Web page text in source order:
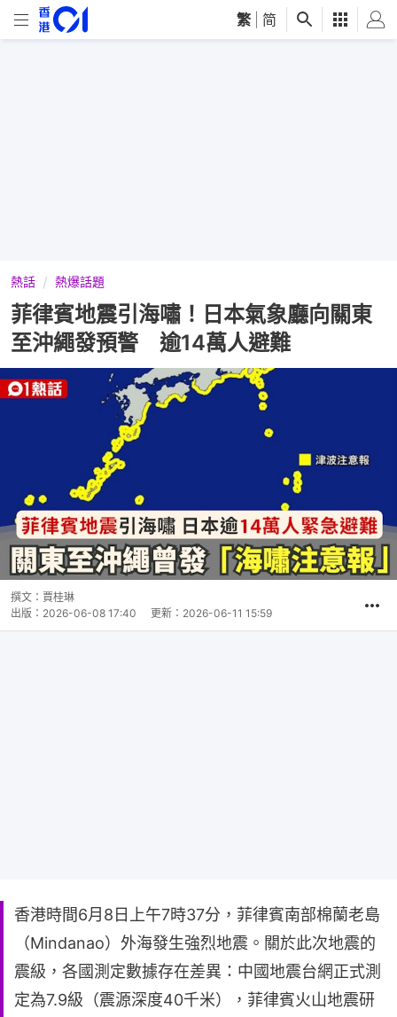
繁 简
熱話 熱爆話題
菲律賓地震引海嘯！日本氣象廳向關東
至沖繩發預警 逾14萬人避難
撰文： 賈桂琳
出版： 2026-06-08 17:40 更新： 2026-06-11 15:59
香港時間6月8日上午7時37分，菲律賓南部棉蘭老島
（Mindanao）外海發生強烈地震。關於此次地震的
震級，各國測定數據存在差異：中國地震台網正式測
定為7.9級（震源深度40千米），菲律賓火山地震研